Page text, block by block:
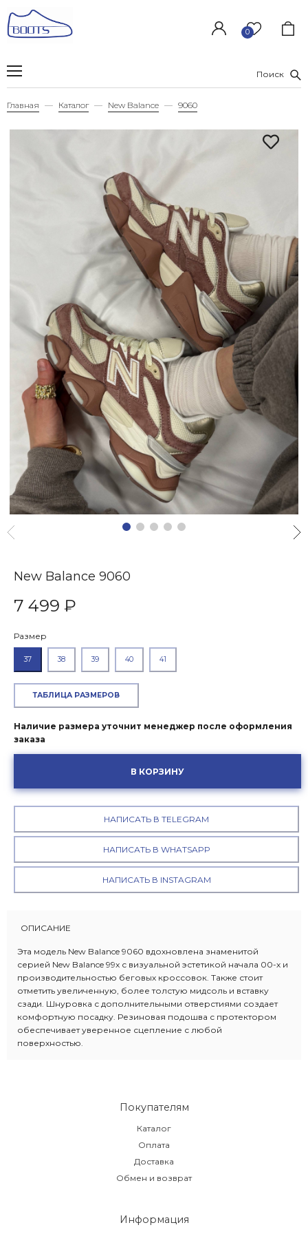
0
Поиск
Главная Каталог New Balance 9060
New Balance 9060
7 499 ₽
Размер
37 38 39 40 41
ТАБЛИЦА РАЗМЕРОВ
Наличие размера уточнит менеджер после оформления
заказа
В КОРЗИНУ
НАПИСАТЬ В TELEGRAM
НАПИСАТЬ В WHATSAPP
НАПИСАТЬ В INSTAGRAM
ОПИСАНИЕ
Эта модель New Balance 9060 вдохновлена знаменитой
серией New Balance 99x с визуальной эстетикой начала 00-х и
производительностью беговых кроссовок. Также стоит
отметить увеличенную, более толстую мидсоль и вставку
сзади. Шнуровка с дополнительными отверстиями создает
комфортную посадку. Резиновая подошва с протектором
обеспечивает уверенное сцепление с любой
поверхностью.
Покупателям
Каталог
Оплата
Доставка
Обмен и возврат
Информация